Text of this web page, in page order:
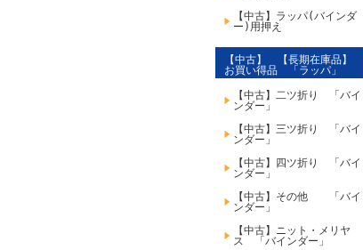
【中古】ラッパ(バインダ
ー)用押え
【中古】 【長期在庫品】
お買い得品 「ラッパ」
【中古】二ツ折り 「バイ
ンダー」
【中古】三ツ折り 「バイ
ンダー」
【中古】四ツ折り 「バイ
ンダー」
【中古】その他 「バイ
ンダー」
【中古】ニット・メリヤ
ス 「バインダー」